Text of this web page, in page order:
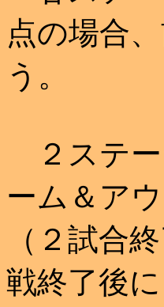
点の場合
う。
２ステー
ーム＆ア
（２試合
戦終了後